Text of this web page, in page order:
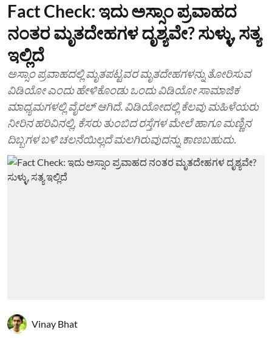
Fact Check: ಇದು ಅಸ್ಸಾಂ ಪ್ರವಾಹದ
ನಂತರ ಮೃತದೇಹಗಳ ದೃಶ್ಯವೇ? ಸುಳ್ಳು, ಸತ್ಯ
ಇಲ್ಲಿದೆ
ಅಸ್ಸಾಂ ಪ್ರವಾಹದಲ್ಲಿ ಮೃತಪಟ್ಟವರ ಮೃತದೇಹಗಳನ್ನು ತೋರಿಸುವ
ವಿಡಿಯೋ ಎಂದು ಹೇಳಿಕೊಂಡು ಒಂದು ವಿಡಿಯೋ ಸಾಮಾಜಿಕ
ಮಾಧ್ಯಮಗಳಲ್ಲಿ ವೈರಲ್ ಆಗಿದೆ. ವಿಡಿಯೋದಲ್ಲಿ ಕೆಲವು ಮಹಿಳೆಯರು
ನೀರಿನ ಹರಿವಿನಲ್ಲಿ, ಕೆಸರು ತುಂಬಿದ ರಸ್ತೆಗಳ ಮೇಲೆ ಹಾಗೂ ಮಣ್ಣಿನ
ದಿಬ್ಬಗಳ ಬಳಿ ಚಲನೆಯಿಲ್ಲದೆ ಮಲಗಿರುವುದನ್ನು ಕಾಣಬಹುದು.
Vinay Bhat